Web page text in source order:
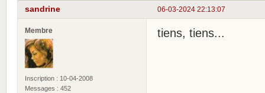
06-03-2024 22:13:07
sandrine
Membre
Inscription : 10-04-2008
Messages : 452
tiens, tiens...